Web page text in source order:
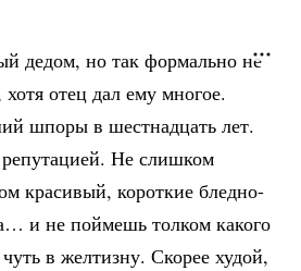
дедом, но так формально не
отец дал ему многое.
шпоры в шестнадцать лет.
Не слишком
красивый, короткие бледно-
и не поймешь толком какого
в желтизну. Скорее худой,